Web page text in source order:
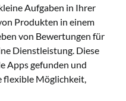
Aufgaben in Ihrer
Produkten in einem
von Bewertungen für
Dienstleistung. Diese
Apps gefunden und
flexible Möglichkeit,